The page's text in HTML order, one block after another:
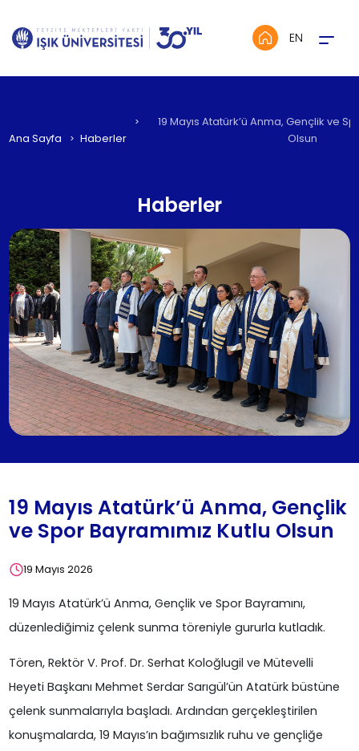
EN Menü
Ana Sayfa Haberler
19 Mayıs Atatürk’ü Anma, Gençlik ve
Olsun
Haberler
19 Mayıs Atatürk’ü Anma, Gençlik
ve Spor Bayramımız Kutlu Olsun
19 Mayıs 2026
19 Mayıs Atatürk’ü Anma, Gençlik ve Spor Bayramını,
düzenlediğimiz çelenk sunma töreniyle gururla kutladık.
Tören, Rektör V. Prof. Dr. Serhat Koloğlugil ve Mütevelli
Heyeti Başkanı Mehmet Serdar Sarıgül’ün Atatürk büstüne
çelenk sunmalarıyla başladı. Ardından gerçekleştirilen
konuşmalarda, 19 Mayıs’ın bağımsızlık ruhu ve gençliğe